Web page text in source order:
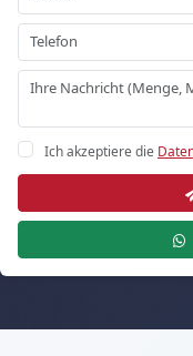
Ich akzeptiere die